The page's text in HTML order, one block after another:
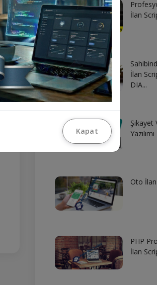
İlan
İlan
DIA...
Şikayet
Yazılımı
Oto
PHP
İlan
Kapat